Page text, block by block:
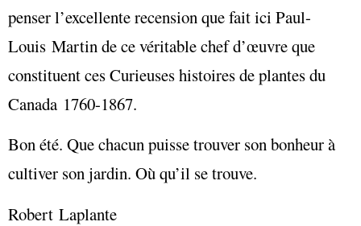
penser l’excellente recension que fait ici Paul-
Louis Martin de ce véritable chef d’œuvre que
constituent ces Curieuses histoires de plantes du
Canada 1760-1867.
Bon été. Que chacun puisse trouver son bonheur à
cultiver son jardin. Où qu’il se trouve.
Robert Laplante